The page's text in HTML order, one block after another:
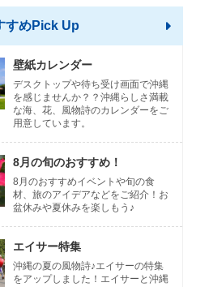
すめPick Up
壁紙カレンダー
デスクトップや待ち受け画面で沖縄
を感じませんか？？沖縄らしさ満載
な海、花、風物詩のカレンダーをご
用意しています。
8月の旬のおすすめ！
8月のおすすめイベントや旬の食
材、旅のアイデアなどをご紹介！お
盆休みや夏休みを楽しもう♪
エイサー特集
沖縄の夏の風物詩♪エイサーの特集
をアップしました！エイサーと沖縄